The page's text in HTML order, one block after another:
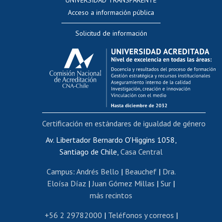
Evaluación docente
Calificación académica
Postulación al AUCAI
Funcionarias/os
Cursos internos de capacitación
Bienestar del personal
Portal de movilidad interna
Certificado de renta
Certificado de renta honorarios
Editar páginas blancas
Extranjeras/os
Revalidación y reconocimiento de títulos
Acceso a información pública
Solicitud de información
Av. Libertador Bernardo O'Higgins 1058,
Santiago de Chile, Casa Central
Campus: Andrés Bello | Beauchef| Dra.
Eloísa Díaz | Juan Gómez Millas | Sur |
más recintos
+56 2 29782000 | Teléfonos y correos |
Certificación en estándares de igualdad de género